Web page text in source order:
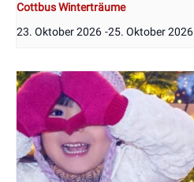
Cottbus Winterträume
23. Oktober 2026 -25. Oktober 2026